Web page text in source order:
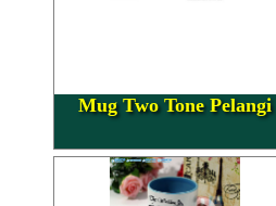
Mug Two Tone Pelangi